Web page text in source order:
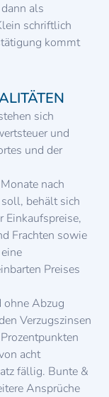
als
schriftlich
kommt
sich
und
und der
nach
behält sich
Einkaufspreise,
Frachten sowie
Preises
Abzug
Verzugszinsen
acht
fällig. Bunte &
Ansprüche